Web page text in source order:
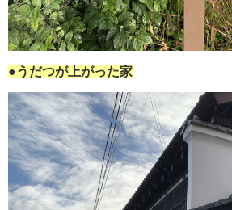
●うだつが上がった家